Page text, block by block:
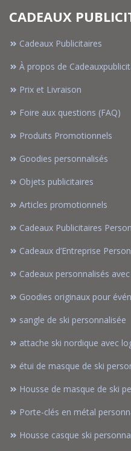
CADEAUX
Cadeaux Publicitaires
À propos de
Prix et Livraison
Foire aux questions (FAQ)
Produits Promotionnels
Goodies personnalisés
Objets publicitaires
Articles promotionnels
Cadeaux Publicitaires
Cadeaux d’Entreprise
Cadeaux personnalisés
Goodies originaux pour
sangle de ski personnalisée
attache ski nordique avec
étui de masque de ski
Housse de masque de ski
Porte-clés en métal
Housse casque ski